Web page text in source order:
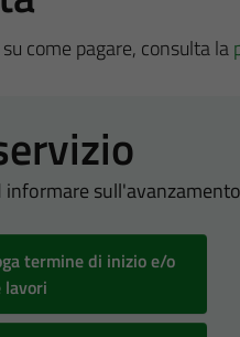
come pagare, consulta la
termine di inizio e/o